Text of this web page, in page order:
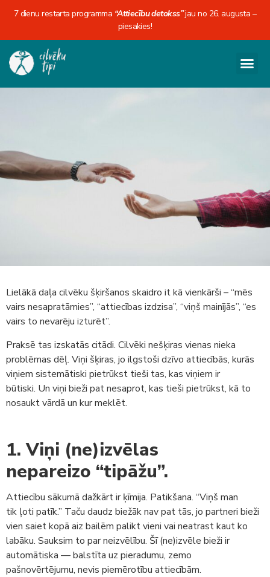
7 dienu restarta programma “Attiecību detokss”jau no 26. augusta –
piesakies!
Lielākā daļa cilvēku šķiršanos skaidro it kā vienkārši – “mēs
vairs nesapratāmies”, “attiecības izdzisa”, “viņš mainījās”, “es
vairs to nevarēju izturēt”.
Praksē tas izskatās citādi. Cilvēki nešķiras vienas nieka
problēmas dēļ. Viņi šķiras, jo ilgstoši dzīvo attiecībās, kurās
viņiem sistemātiski pietrūkst tieši tas, kas viņiem ir
būtiski. Un viņi bieži pat nesaprot, kas tieši pietrūkst, kā to
nosaukt vārdā un kur meklēt.
1. Viņi (ne)izvēlas
nepareizo “tipāžu”.
Attiecību sākumā dažkārt ir ķīmija. Patikšana. “Viņš man
tik ļoti patīk.” Taču daudz biežāk nav pat tās, jo partneri bieži
vien saiet kopā aiz bailēm palikt vieni vai neatrast kaut ko
labāku. Sauksim to par neizvēlību. Šī (ne)izvēle bieži ir
automātiska — balstīta uz pieradumu, zemo
pašnovērtējumu, nevis piemērotību attiecībām.